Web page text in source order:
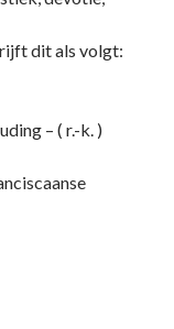
dit als volgt:
– ( r.-k. )